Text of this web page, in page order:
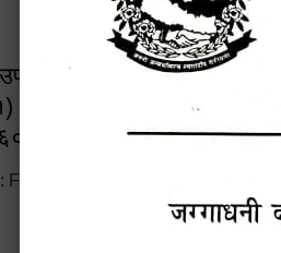
इन्चार्जको सम्पर्क नं.
फोन नं. ०५७-५२०६७७ शव
Fri, 02/25/2022 - 10:50
about बारुणयन्त्र उपशाखा इन्चार्जको
नं.१०१) फोन नं. ०५७-५२०६७७ शव बहान